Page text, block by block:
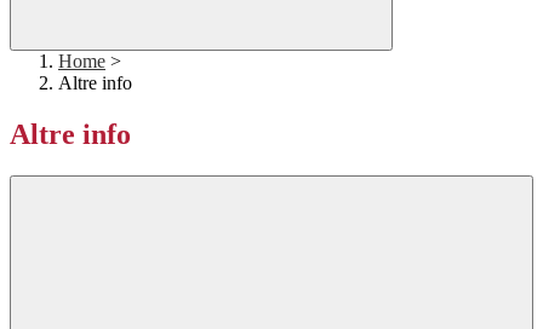
Home >
Altre info
Altre info